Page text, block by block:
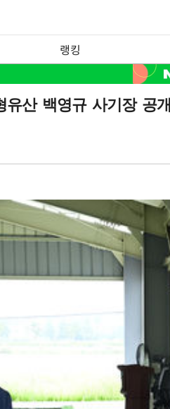
랭킹
산 백영규 사기장 공개